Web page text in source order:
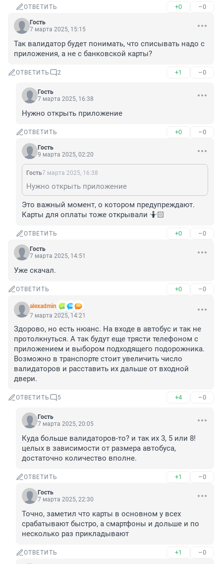
ОТВЕТИТЬ +0 –0
Гость
7 марта 2025, 15:15
Так валидатор будет понимать, что списывать надо с
приложения, а не с банковской карты?
ОТВЕТИТЬ 2 +1 –0
Гость
7 марта 2025, 16:38
Нужно открыть приложение
ОТВЕТИТЬ +0 –0
Гость
9 марта 2025, 02:20
Гость7 марта 2025, 16:38
Нужно открыть приложение
Это важный момент, о котором предупреждают.
Карты для оплаты тоже открывали 🤷🏻
ОТВЕТИТЬ +0 –0
Гость
7 марта 2025, 14:51
Уже скачал.
ОТВЕТИТЬ +0 –0
alexadmin
7 марта 2025, 14:21
Здорово, но есть нюанс. На входе в автобус и так не
протолкнуться. А так будут еще трясти телефоном с
приложением и выбором подходящего подорожника.
Возможно в транспорте стоит увеличить число
валидаторов и расставить их дальше от входной
двери.
ОТВЕТИТЬ 5 +4 –0
Гость
7 марта 2025, 20:05
Куда больше валидаторов-то? и так их 3, 5 или 8!
целых в зависимости от размера автобуса,
достаточно количество вполне.
ОТВЕТИТЬ +1 –0
Гость
7 марта 2025, 22:30
Точно, заметил что карты в основном у всех
срабатывают быстро, а смартфоны и дольше и по
несколько раз прикладывают
ОТВЕТИТЬ +1 –0